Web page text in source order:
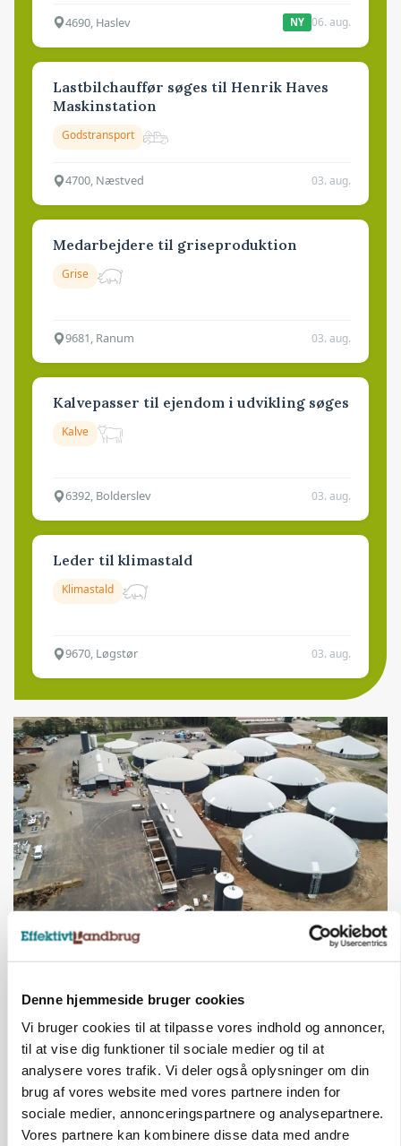
Denne hjemmeside bruger cookies
Vi bruger cookies til at tilpasse vores indhold og annoncer,
til at vise dig funktioner til sociale medier og til at
analysere vores trafik. Vi deler også oplysninger om din
brug af vores website med vores partnere inden for
sociale medier, annonceringspartnere og analysepartnere.
Vores partnere kan kombinere disse data med andre
4690, Haslev NY 06. aug.
Lastbilchauffør søges til Henrik Haves
Maskinstation
Godstransport
4700, Næstved 03. aug.
Medarbejdere til griseproduktion
Grise
9681, Ranum 03. aug.
Kalvepasser til ejendom i udvikling søges
Kalve
6392, Bolderslev 03. aug.
Leder til klimastald
Klimastald
9670, Løgstør 03. aug.
BUSINESS
Efter lån på 182 millioner: Sindal Biogas vil